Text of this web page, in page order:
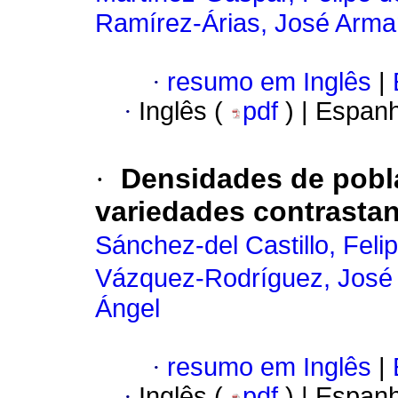
Ramírez-Árias, José
· resumo em Inglês
· Inglês ( pdf ) |
·
Densidades de
variedades
Sánchez-del Castillo,
Vázquez-Rodríguez,
Ángel
· resumo em Inglês